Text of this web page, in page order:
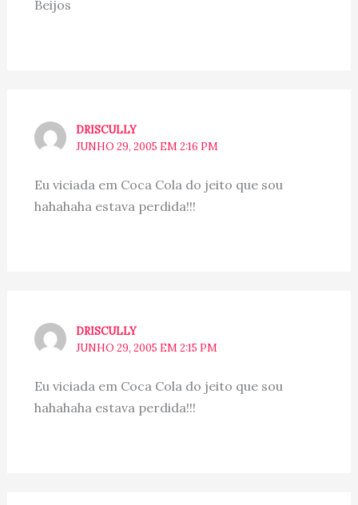
Beijos
DRISCULLY
JUNHO 29, 2005 EM 2:16 PM
Eu viciada em Coca Cola do jeito que sou
hahahaha estava perdida!!!
DRISCULLY
JUNHO 29, 2005 EM 2:15 PM
Eu viciada em Coca Cola do jeito que sou
hahahaha estava perdida!!!